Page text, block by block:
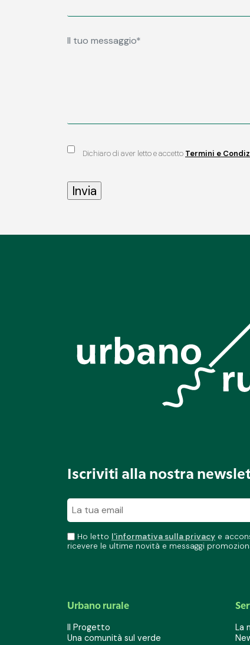
Dichiaro di aver letto e accetto Termini e
Iscriviti alla nostra
Ho letto l'informativa sulla privacy e
ricevere le ultime novità e messaggi
Urbano rurale
Il Progetto
Una comunità sul verde
La